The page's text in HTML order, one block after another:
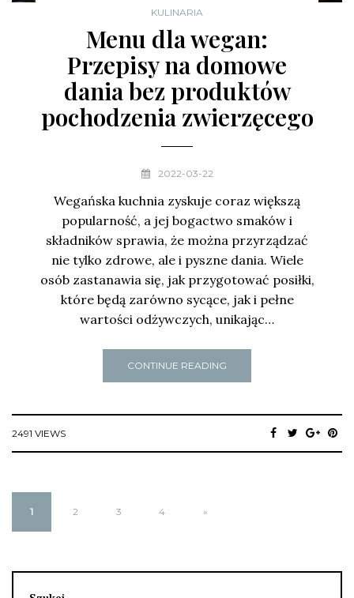
KULINARIA
Menu dla wegan:
Przepisy na domowe
dania bez produktów
pochodzenia zwierzęcego
2022-03-22
Wegańska kuchnia zyskuje coraz większą
popularność, a jej bogactwo smaków i
składników sprawia, że można przyrządzać
nie tylko zdrowe, ale i pyszne dania. Wiele
osób zastanawia się, jak przygotować posiłki,
które będą zarówno sycące, jak i pełne
wartości odżywczych, unikając…
CONTINUE READING
2491 VIEWS
1 2 3 4 »